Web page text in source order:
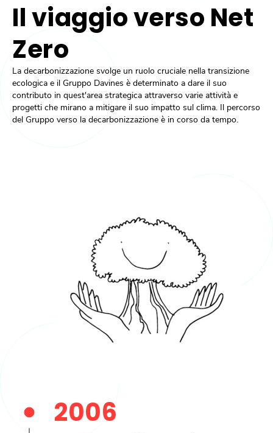
Il viaggio verso Net
Zero
La decarbonizzazione svolge un ruolo cruciale nella transizione
ecologica e il Gruppo Davines è determinato a dare il suo
contributo in quest'area strategica attraverso varie attività e
progetti che mirano a mitigare il suo impatto sul clima. Il percorso
del Gruppo verso la decarbonizzazione è in corso da tempo.
2006